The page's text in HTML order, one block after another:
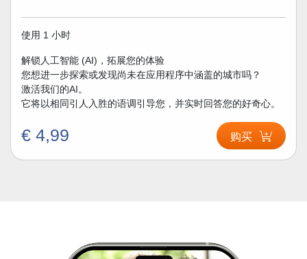
使用 1 小时
解锁人工智能 (AI)，拓展您的体验
您想进一步探索或发现尚未在应用程序中涵盖的城市吗？
激活我们的AI。
它将以相同引人入胜的语调引导您，并实时回答您的好奇心。
€ 4,99 购买